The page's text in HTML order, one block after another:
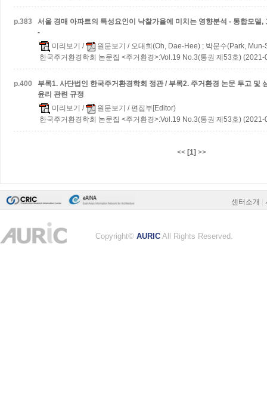
p.383
서울 경매 아파트의 특성요인이 낙찰가율에 미치는 영향분석 - 통합모델,
-
미리보기 / 원문보기 / 오대희(Oh, Dae-Hee) ; 박문수(Park, Mun-
한국주거환경학회 논문집 <주거환경>:Vol.19 No.3(통권 제53호) (2021-
p.400
부록1. 사단법인 한국주거환경학회 정관 / 부록2. 주거환경 논문 투고 및
윤리 관련 규정
미리보기 / 원문보기 / 편집부[Editor)
한국주거환경학회 논문집 <주거환경>:Vol.19 No.3(통권 제53호) (2021-
<< [1] >>
센터소개
Copyright© AURIC All Rights Reserved.